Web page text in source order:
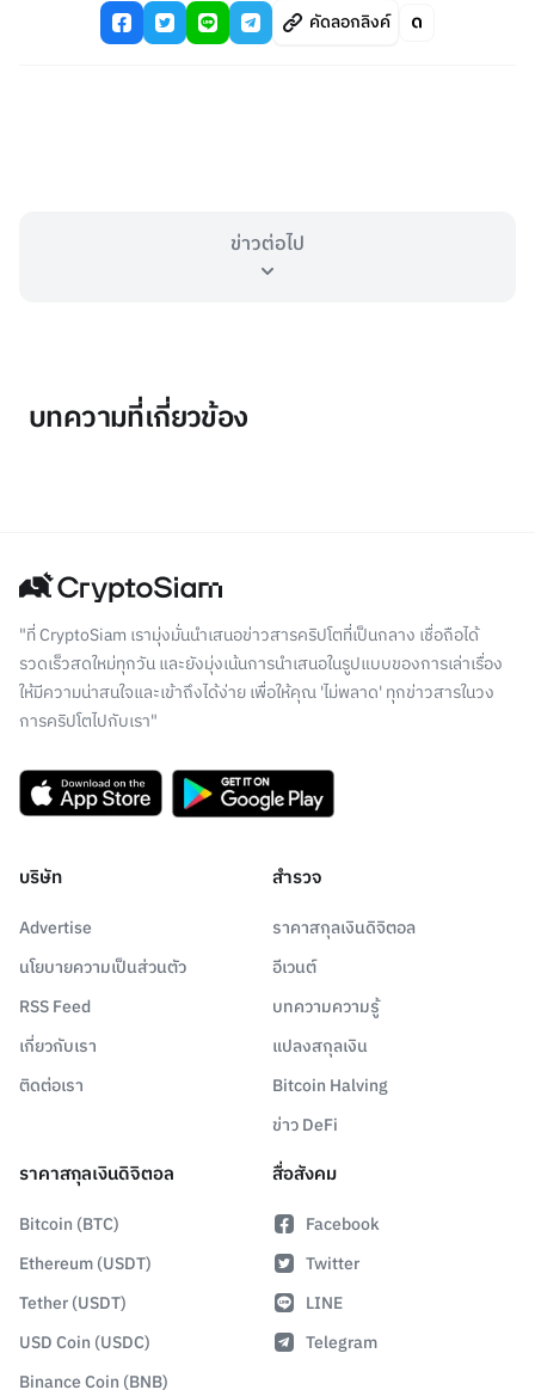
คัดลอกลิงค์
ข่าวต่อไป
บทความที่เกี่ยวข้อง
"ที่ CryptoSiam เรามุ่งมั่นนำเสนอข่าวสารคริปโตที่เป็นกลาง เชื่อถือได้
รวดเร็วสดใหม่ทุกวัน และยังมุ่งเน้นการนำเสนอในรูปแบบของการเล่าเรื่อง
ให้มีความน่าสนใจและเข้าถึงได้ง่าย เพื่อให้คุณ 'ไม่พลาด' ทุกข่าวสารในวง
การคริปโตไปกับเรา"
บริษัท
Advertise
นโยบายความเป็นส่วนตัว
RSS Feed
เกี่ยวกับเรา
ติดต่อเรา
สำรวจ
ราคาสกุลเงินดิจิตอล
อีเวนต์
บทความความรู้
แปลงสกุลเงิน
Bitcoin Halving
ข่าว DeFi
ราคาสกุลเงินดิจิตอล
Bitcoin (BTC)
Ethereum (USDT)
Tether (USDT)
USD Coin (USDC)
Binance Coin (BNB)
สื่อสังคม
Facebook
Twitter
LINE
Telegram